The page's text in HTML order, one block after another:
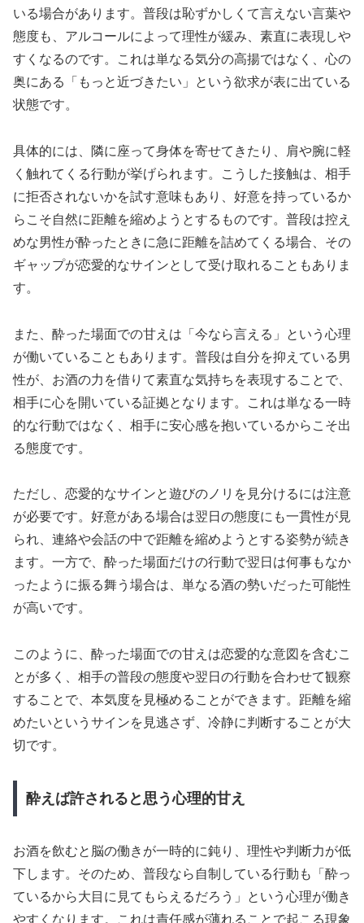
いる場合があります。普段は恥ずかしくて言えない言葉や
態度も、アルコールによって理性が緩み、素直に表現しや
すくなるのです。これは単なる気分の高揚ではなく、心の
奥にある「もっと近づきたい」という欲求が表に出ている
状態です。
具体的には、隣に座って身体を寄せてきたり、肩や腕に軽
く触れてくる行動が挙げられます。こうした接触は、相手
に拒否されないかを試す意味もあり、好意を持っているか
らこそ自然に距離を縮めようとするものです。普段は控え
めな男性が酔ったときに急に距離を詰めてくる場合、その
ギャップが恋愛的なサインとして受け取れることもありま
す。
また、酔った場面での甘えは「今なら言える」という心理
が働いていることもあります。普段は自分を抑えている男
性が、お酒の力を借りて素直な気持ちを表現することで、
相手に心を開いている証拠となります。これは単なる一時
的な行動ではなく、相手に安心感を抱いているからこそ出
る態度です。
ただし、恋愛的なサインと遊びのノリを見分けるには注意
が必要です。好意がある場合は翌日の態度にも一貫性が見
られ、連絡や会話の中で距離を縮めようとする姿勢が続き
ます。一方で、酔った場面だけの行動で翌日は何事もなか
ったように振る舞う場合は、単なる酒の勢いだった可能性
が高いです。
このように、酔った場面での甘えは恋愛的な意図を含むこ
とが多く、相手の普段の態度や翌日の行動を合わせて観察
することで、本気度を見極めることができます。距離を縮
めたいというサインを見逃さず、冷静に判断することが大
切です。
酔えば許されると思う心理的甘え
お酒を飲むと脳の働きが一時的に鈍り、理性や判断力が低
下します。そのため、普段なら自制している行動も「酔っ
ているから大目に見てもらえるだろう」という心理が働き
やすくなります。これは責任感が薄れることで起こる現象